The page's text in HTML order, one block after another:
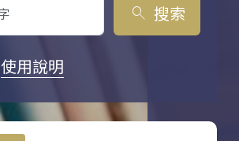
search 搜索
使用說明